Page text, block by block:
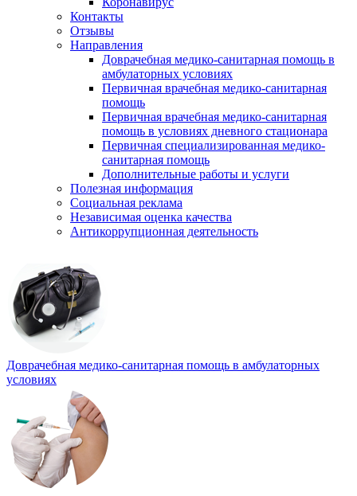
Контакты
Отзывы
Направления
Доврачебная медико-санитарная помощь в
амбулаторных условиях
Первичная врачебная медико-санитарная
помощь
Первичная врачебная медико-санитарная
помощь в условиях дневного стационара
Первичная специализированная медико-
санитарная помощь
Дополнительные работы и услуги
Полезная информация
Социальная реклама
Независимая оценка качества
Антикоррупционная деятельность
Доврачебная медико-санитарная помощь в амбулаторных
условиях